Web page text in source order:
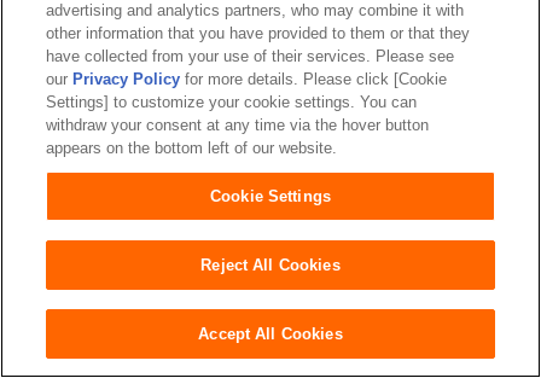
2024年01月22日
『マナーウェア』から新デザイン発売
～愛犬との暮らしをより豊かにするFLAFFY社との共同
企画～
2024年01月19日
『ライフリーRefF(リーフ) 一晩中安心さらさらパッドウ
advertising and analytics partners, who may combine it with
other information that you have provided to them or that they
have collected from your use of their services. Please see
our Privacy Policy for more details. Please click [Cookie
Settings] to customize your cookie settings. You can
withdraw your consent at any time via the hover button
appears on the bottom left of our website.
Cookie Settings
Reject All Cookies
Accept All Cookies